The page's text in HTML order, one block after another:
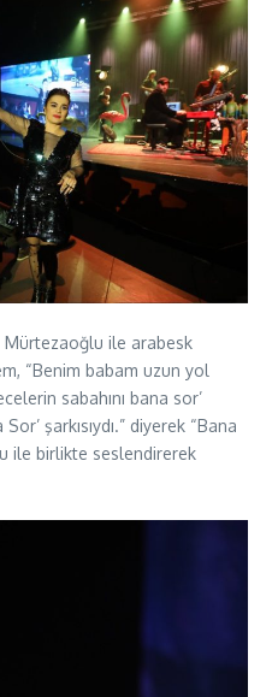
Mürtezaoğlu ile arabesk
“Benim babam uzun yol
sabahını bana sor’
şarkısıydı.” diyerek “Bana
ile birlikte seslendirerek